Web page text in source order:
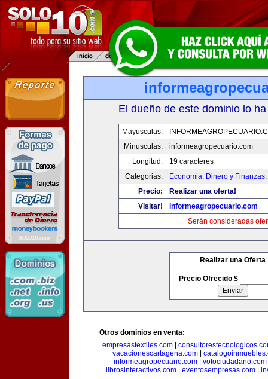
El dueño de este dominio lo
Mayusculas:
Minusculas:
informeagropecuario.com
Longitud:
19 caracteres
Categorias:
Economia, Dinero y Finanzas,
Precio:
Realizar una oferta!
Visitar!
informeagropecuario.com
Serán consideradas
Realizar una Oferta
Precio Ofrecido $
Otros dominios en venta:
empresastextiles.com|
vacacionescartagena.com
informeagropecuario.com| votociudadano.com
librosinteractivos.com| eventosempresas.com|